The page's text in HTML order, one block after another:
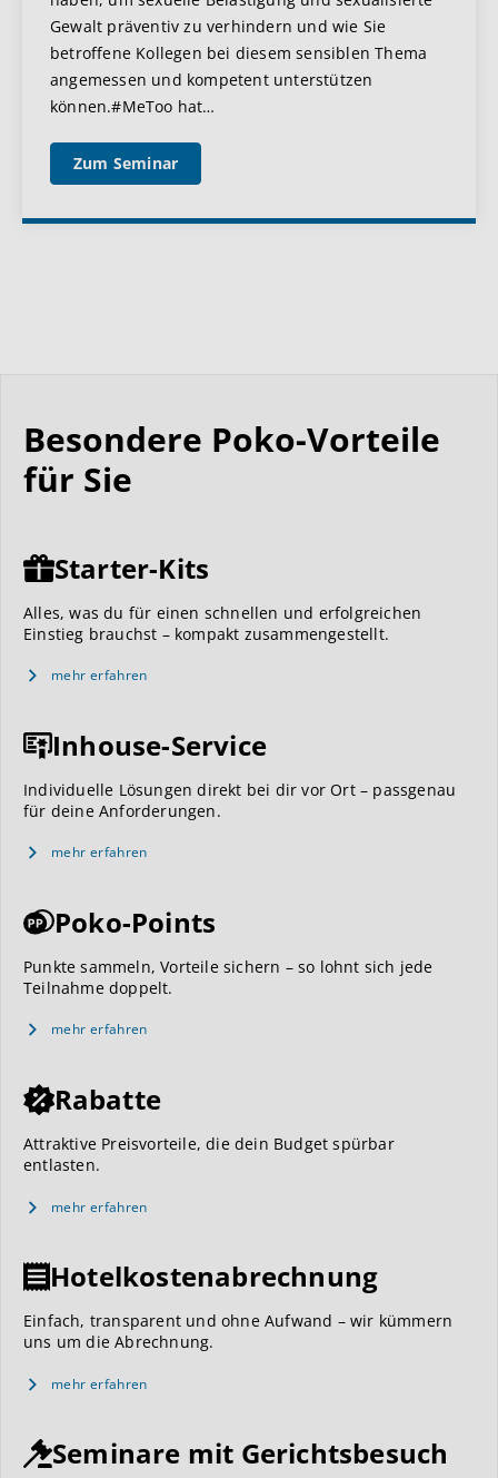
Gewalt präventiv zu verhindern und wie Sie
betroffene Kollegen bei diesem sensiblen Thema
angemessen und kompetent unterstützen
können.#MeToo hat…
Zum Seminar
Besondere Poko-Vorteile
für Sie
Starter-Kits
Alles, was du für einen schnellen und erfolgreichen
Einstieg brauchst – kompakt zusammengestellt.
mehr erfahren
Inhouse-Service
Individuelle Lösungen direkt bei dir vor Ort – passgenau
für deine Anforderungen.
mehr erfahren
Poko-Points
Punkte sammeln, Vorteile sichern – so lohnt sich jede
Teilnahme doppelt.
mehr erfahren
Rabatte
Attraktive Preisvorteile, die dein Budget spürbar
entlasten.
mehr erfahren
Hotelkostenabrechnung
Einfach, transparent und ohne Aufwand – wir kümmern
uns um die Abrechnung.
mehr erfahren
Seminare mit Gerichtsbesuch